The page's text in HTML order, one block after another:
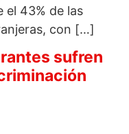
el 43% de las
con […]
sufren